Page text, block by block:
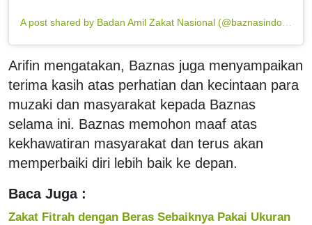
A post shared by Badan Amil Zakat Nasional (@baznasindonesia)
Arifin mengatakan, Baznas juga menyampaikan
terima kasih atas perhatian dan kecintaan para
muzaki dan masyarakat kepada Baznas
selama ini. Baznas memohon maaf atas
kekhawatiran masyarakat dan terus akan
memperbaiki diri lebih baik ke depan.
Baca Juga :
Zakat Fitrah dengan Beras Sebaiknya Pakai Ukuran